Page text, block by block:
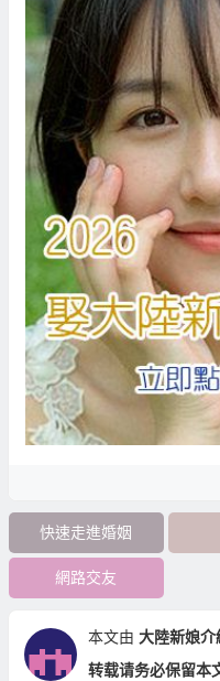
快速走進婚姻
網路交友
本文由 大陸新娘介
转载请务必保留本